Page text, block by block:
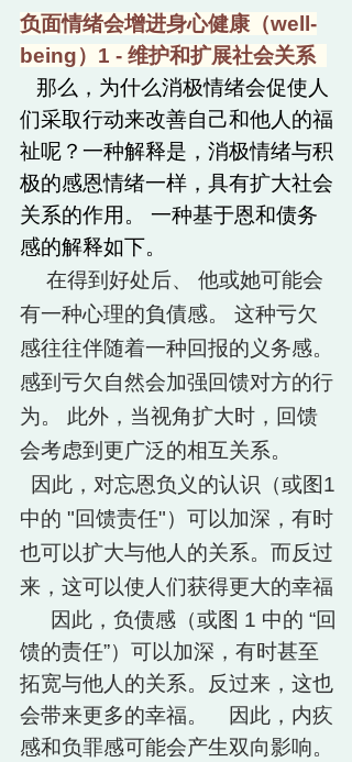
负面情绪会增进身心健康（well-
being）1 - 维护和扩展社会关系
那么，为什么消极情绪会促使人
们采取行动来改善自己和他人的福
祉呢？一种解释是，消极情绪与积
极的感恩情绪一样，具有扩大社会
关系的作用。 一种基于恩和债务
感的解释如下。
在得到好处后、 他或她可能会
有一种心理的負債感。 这种亏欠
感往往伴随着一种回报的义务感。
感到亏欠自然会加强回馈对方的行
为。 此外，当视角扩大时，回馈
会考虑到更广泛的相互关系。
因此，对忘恩负义的认识（或图1
中的 "回馈责任"）可以加深，有时
也可以扩大与他人的关系。而反过
来，这可以使人们获得更大的幸福
因此，负债感（或图 1 中的 “回
馈的责任”）可以加深，有时甚至
拓宽与他人的关系。反过来，这也
会带来更多的幸福。 因此，内疚
感和负罪感可能会产生双向影响。